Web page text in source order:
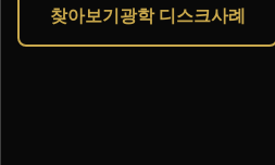
찾아보기광학 디스크사례